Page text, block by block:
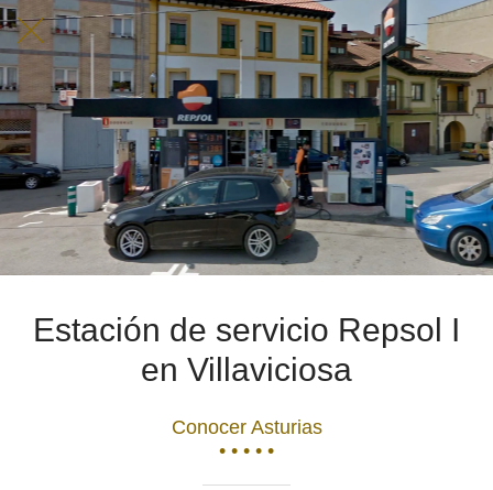
Estación de servicio Repsol I
en Villaviciosa
Conocer Asturias
• • • • •